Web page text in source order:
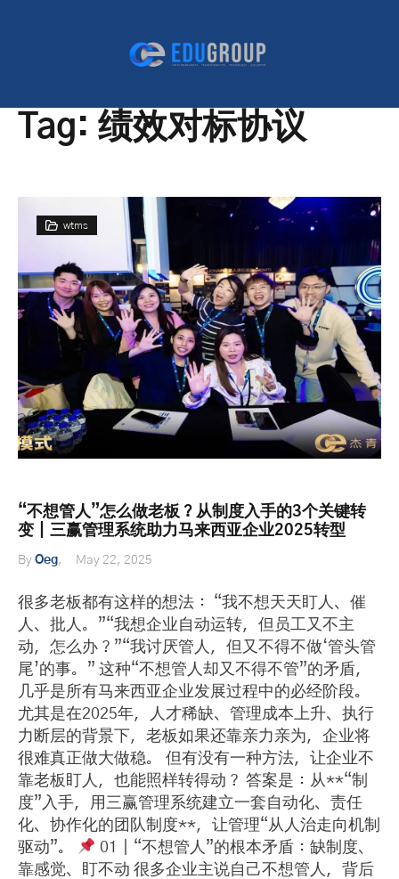
Tag: 绩效对标协议
wtms
“不想管人”怎么做老板？从制度入手的3个关键转
变｜三赢管理系统助力马来西亚企业2025转型
By Oeg May 22, 2025
很多老板都有这样的想法： “我不想天天盯人、催
人、批人。”“我想企业自动运转，但员工又不主
动，怎么办？”“我讨厌管人，但又不得不做‘管头管
尾’的事。” 这种“不想管人却又不得不管”的矛盾，
几乎是所有马来西亚企业发展过程中的必经阶段。
尤其是在2025年，人才稀缺、管理成本上升、执行
力断层的背景下，老板如果还靠亲力亲为，企业将
很难真正做大做稳。 但有没有一种方法，让企业不
靠老板盯人，也能照样转得动？ 答案是：从**“制
度”入手，用三赢管理系统建立一套自动化、责任
化、协作化的团队制度**，让管理“从人治走向机制
驱动”。
01｜“不想管人”的根本矛盾：缺制度、
靠感觉、盯不动 很多企业主说自己不想管人，背后